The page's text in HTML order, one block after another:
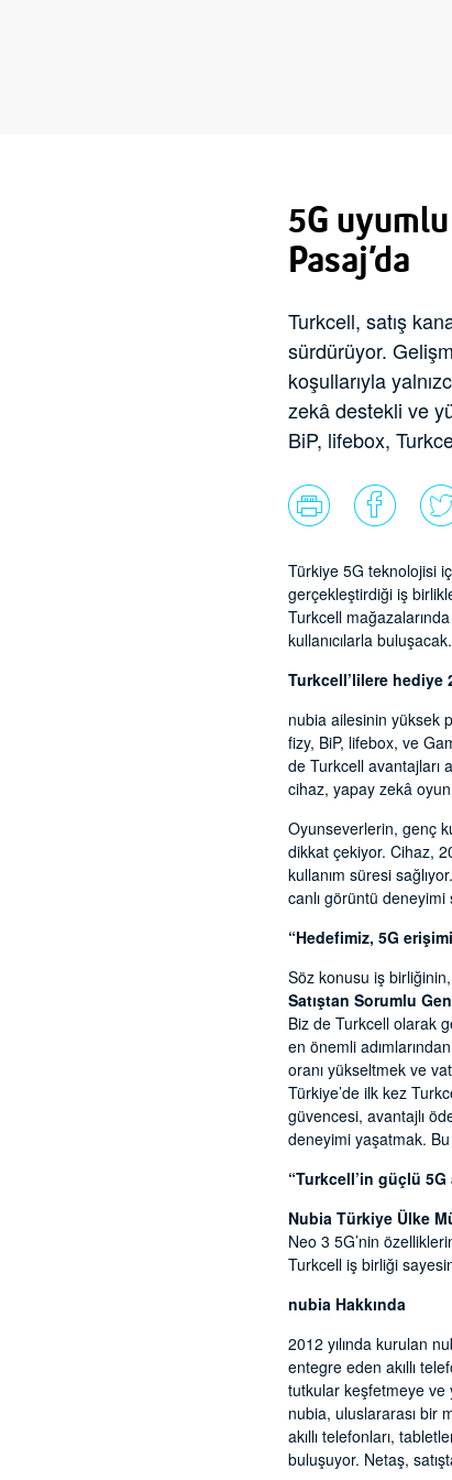
5G
Pasaj’da
Turkcell, satış
sürdürüyor.
koşullarıyla
zekâ destekli ve
BiP, lifebox,
Türkiye 5G teknolojisi
gerçekleştirdiği iş
Turkcell
kullanıcılarla buluşacak.
Turkcell’lilere hediye
nubia ailesinin yüksek
fizy, BiP, lifebox, ve
de Turkcell avantajları
cihaz, yapay zekâ
Oyunseverlerin, genç
dikkat çekiyor. Cihaz,
kullanım süresi
canlı görüntü deneyimi
“Hedefimiz, 5G
Söz konusu iş birliğinin,
Satıştan Sorumlu
Biz de Turkcell olarak
en önemli
oranı yükseltmek ve
Türkiye’de ilk kez
güvencesi, avantajlı
deneyimi yaşatmak. Bu
“Turkcell’in güçlü
Nubia Türkiye Ülke
Neo 3 5G’nin
Turkcell iş birliği
nubia Hakkında
2012 yılında kurulan
entegre eden akıllı
tutkular keşfetmeye ve
nubia, uluslararası bir
akıllı telefonları,
buluşuyor. Netaş,